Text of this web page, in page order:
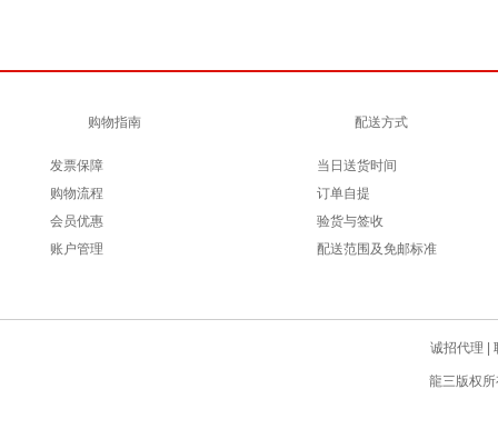
购物指南
发票保障
购物流程
会员优惠
账户管理
配送方式
当日送货时间
订单自提
验货与签收
配送范围及免邮标准
诚招代理
龍三版权